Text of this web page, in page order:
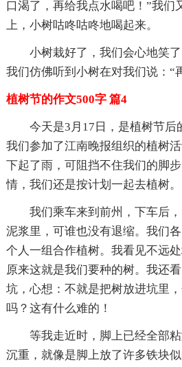
口渴了，再给我点水喝吧！”我们
上，小树咕咚咕咚地喝起来。
小树栽好了，我们会心地笑
我们仿佛听到小树在对我们说：
植树节的作文500字 篇4
今天是3月17日，是植树节后
我们参加了江南晚报组织的植树
下起了雨，可阻挡不住我们的脚
情，我们还是按计划一起去植树。
我们乘车来到前州，下车后
泥浆里，可谁也没有退缩。我们
个人一组合作植树。我看见不远
原来这就是我们要种的树。我还
坑，心想：不就是把树放进坑里
吗？这有什么难的！
等我走近时，脚上已经全部
沉重，就像是脚上放了许多铁块